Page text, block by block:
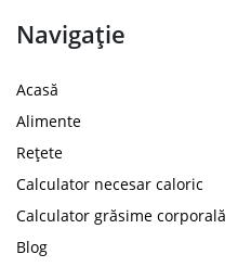
Navigație
Acasă
Alimente
Rețete
Calculator necesar caloric
Calculator grăsime corporală
Blog